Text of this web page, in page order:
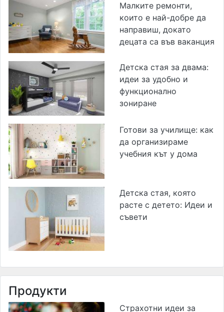
Малките ремонти,
които е най-добре да
направиш, докато
децата са във ваканция
Детска стая за двама:
идеи за удобно и
функционално
зониране
Готови за училище: как
да организираме
учебния кът у дома
Детска стая, която
расте с детето: Идеи и
съвети
Продукти
Страхотни идеи за